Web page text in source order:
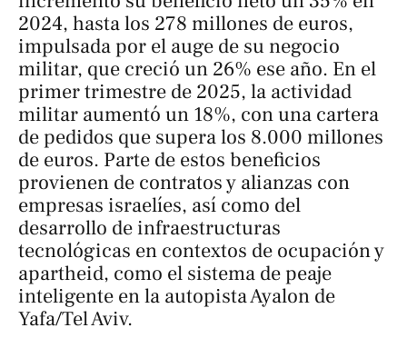
2024, hasta los 278 millones de euros,
impulsada por el auge de su negocio
militar, que creció un 26% ese año. En el
primer trimestre de 2025, la actividad
militar aumentó un 18%, con una cartera
de pedidos que supera los 8.000 millones
de euros. Parte de estos beneficios
provienen de contratos y alianzas con
empresas israelíes, así como del
desarrollo de infraestructuras
tecnológicas en contextos de ocupación y
apartheid, como el sistema de peaje
inteligente en la autopista Ayalon de
Yafa/Tel Aviv.